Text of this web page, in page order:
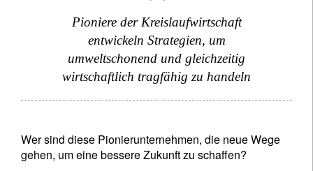
Pioniere der Kreislaufwirtschaft
entwickeln Strategien, um
umweltschonend und gleichzeitig
wirtschaftlich tragfähig zu handeln
Wer sind diese Pionierunternehmen, die neue Wege
gehen, um eine bessere Zukunft zu schaffen?